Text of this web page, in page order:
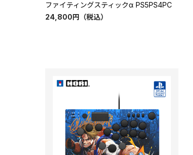
ファイティングスティックα PS5PS4PC
24,800円 （税込）